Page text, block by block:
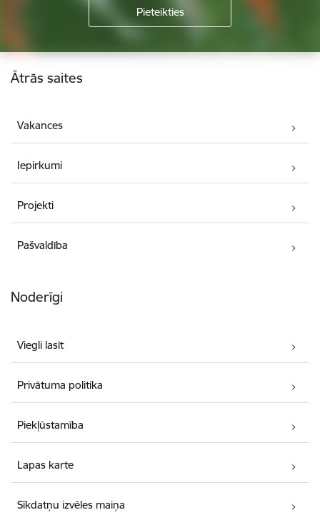
Kājene
Ātrās saites
Vakances
Iepirkumi
Projekti
Pašvaldība
Noderīgi
Viegli lasīt
Privātuma politika
Piekļūstamība
Lapas karte
Sīkdatņu izvēles maiņa